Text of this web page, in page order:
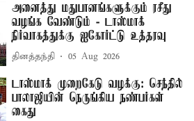
அனைத்து மதுபானங்களுக்கும் ரசீது
வழங்க வேண்டும் - டாஸ்மாக்
நிர்வாகத்துக்கு ஐகோர்ட்டு உத்தரவு
தினத்தந்தி 05 Aug 2026
டாஸ்மாக் முறைகேடு வழக்கு: செந்தில்
பாலாஜியின் நெருங்கிய நண்பர்கள்
கைது